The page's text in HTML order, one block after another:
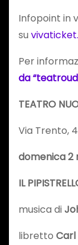
Infopoint in
su
Per
da
TEATRO
Via Trento,
domenica 2
IL
musica di
libretto Carl